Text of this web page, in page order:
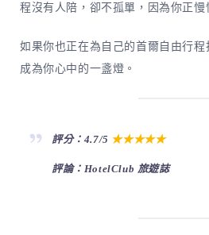
程沒有人陪，卻不孤單，因為你正慢
如果你也正在為自己的首爾自由行
成為你心中的一盞燈。
評分：4.7/5 ★★★★★
評論：HotelClub 旅遊誌